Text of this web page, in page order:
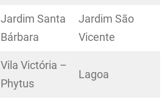
Jardim Santa
Bárbara
Jardim São
Vicente
Vila Victória –
Phytus
Lagoa